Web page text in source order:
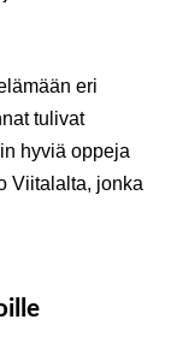
eri
tulivat
hyviä oppeja
Viitalalta, jonka